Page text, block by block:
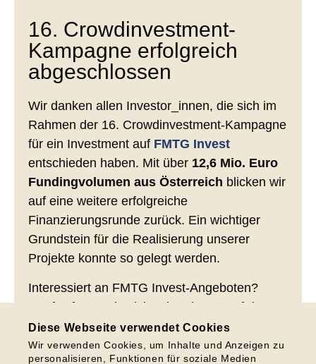
Diese Webseite verwendet Cookies
Wir verwenden Cookies, um Inhalte und Anzeigen zu
personalisieren, Funktionen für soziale Medien
16. Crowdinvestment-
Kampagne erfolgreich
abgeschlossen
Wir danken allen Investor_innen, die sich im
Rahmen der 16. Crowdinvestment-Kampagne
für ein Investment auf FMTG Invest
entschieden haben. Mit über 12,6 Mio. Euro
Fundingvolumen aus Österreich blicken wir
auf eine weitere erfolgreiche
Finanzierungsrunde zurück. Ein wichtiger
Grundstein für die Realisierung unserer
Projekte konnte so gelegt werden.
Interessiert an FMTG Invest-Angeboten?
Registrieren
Sie sich schon heute auf der
jeweiligen Länderplattform und erhalten Sie
alle Informationen rechtzeitig per E-Mail.